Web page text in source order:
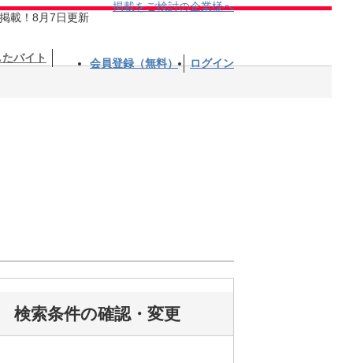
載！8月7日更新
掲載をご検討の企業様へ
バイト 会員登録（無料） ログイン
検索条件の確認・変更